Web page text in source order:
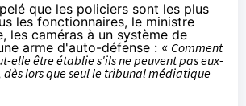
que les policiers sont les plus
les fonctionnaires, le ministre
les caméras à un système de
arme d'auto-défense : « Comment
elle être établie s'ils ne peuvent pas eux-
dès lors que seul le tribunal médiatique